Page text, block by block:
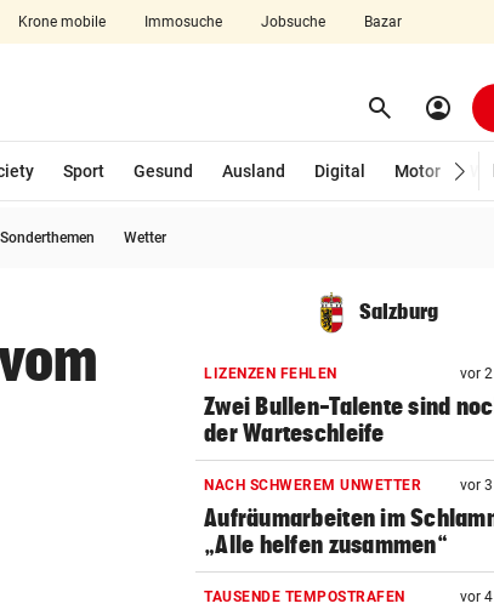
Krone mobile Immosuche Jobsuche Bazar
search Suchen
account_circle
Sport Gesund Ausland Digital Motor
Sonderthemen Wetter
Salzburg
LIZENZEN FEHLEN vor
Zwei Bullen-Talente sind
der Warteschleife
NACH SCHWEREM UNWETTER vor
Aufräumarbeiten im
„Alle helfen zusammen“
TAUSENDE TEMPOSTRAFEN vor